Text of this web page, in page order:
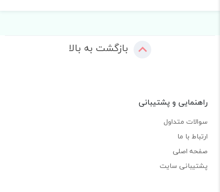
بازگشت به بالا
راهنمایی و پشتیبانی
سوالات متداول
ارتباط با ما
صفحه اصلی
پشتیبانی سایت